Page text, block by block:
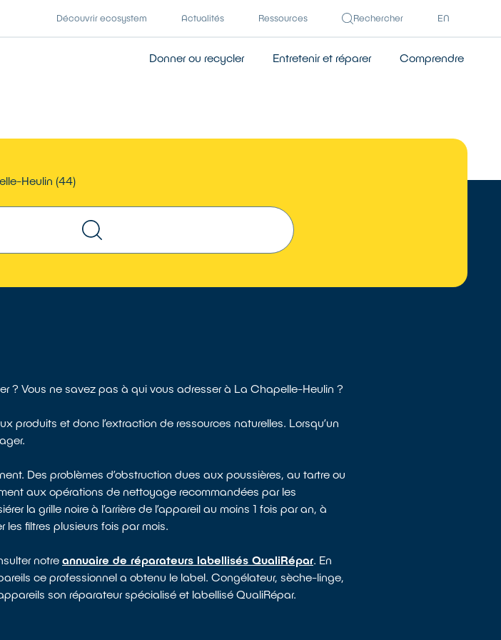
Découvrir ecosystem Actualités Ressources Rechercher EN
Donner ou recycler Entretenir et réparer Comprendre
Heulin (44)
? Vous ne savez pas à qui vous adresser à La Chapelle-Heulin ?
produits et donc l’extraction de ressources naturelles. Lorsqu’un
Des problèmes d’obstruction dues aux poussières, au tartre ou
aux opérations de nettoyage recommandées par les
la grille noire à l’arrière de l’appareil au moins 1 fois par an, à
les filtres plusieurs fois par mois.
notreannuaire de réparateurs labellisés QualiRépar. En
ce professionnel a obtenu le label. Congélateur, sèche-linge,
son réparateur spécialisé et labellisé QualiRépar.